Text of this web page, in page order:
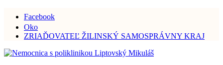
Facebook
Oko
ZRIAĎOVATEĽ ŽILINSKÝ SAMOSPRÁVNY KRAJ